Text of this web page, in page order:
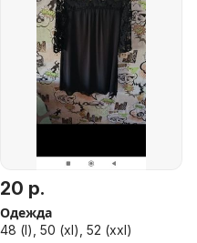
20 р.
Одежда
48 (l), 50 (xl), 52 (xxl)